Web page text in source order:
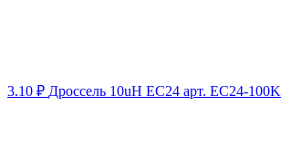
3.10 ₽ Дроссель 10uH EC24 арт. EC24-100K